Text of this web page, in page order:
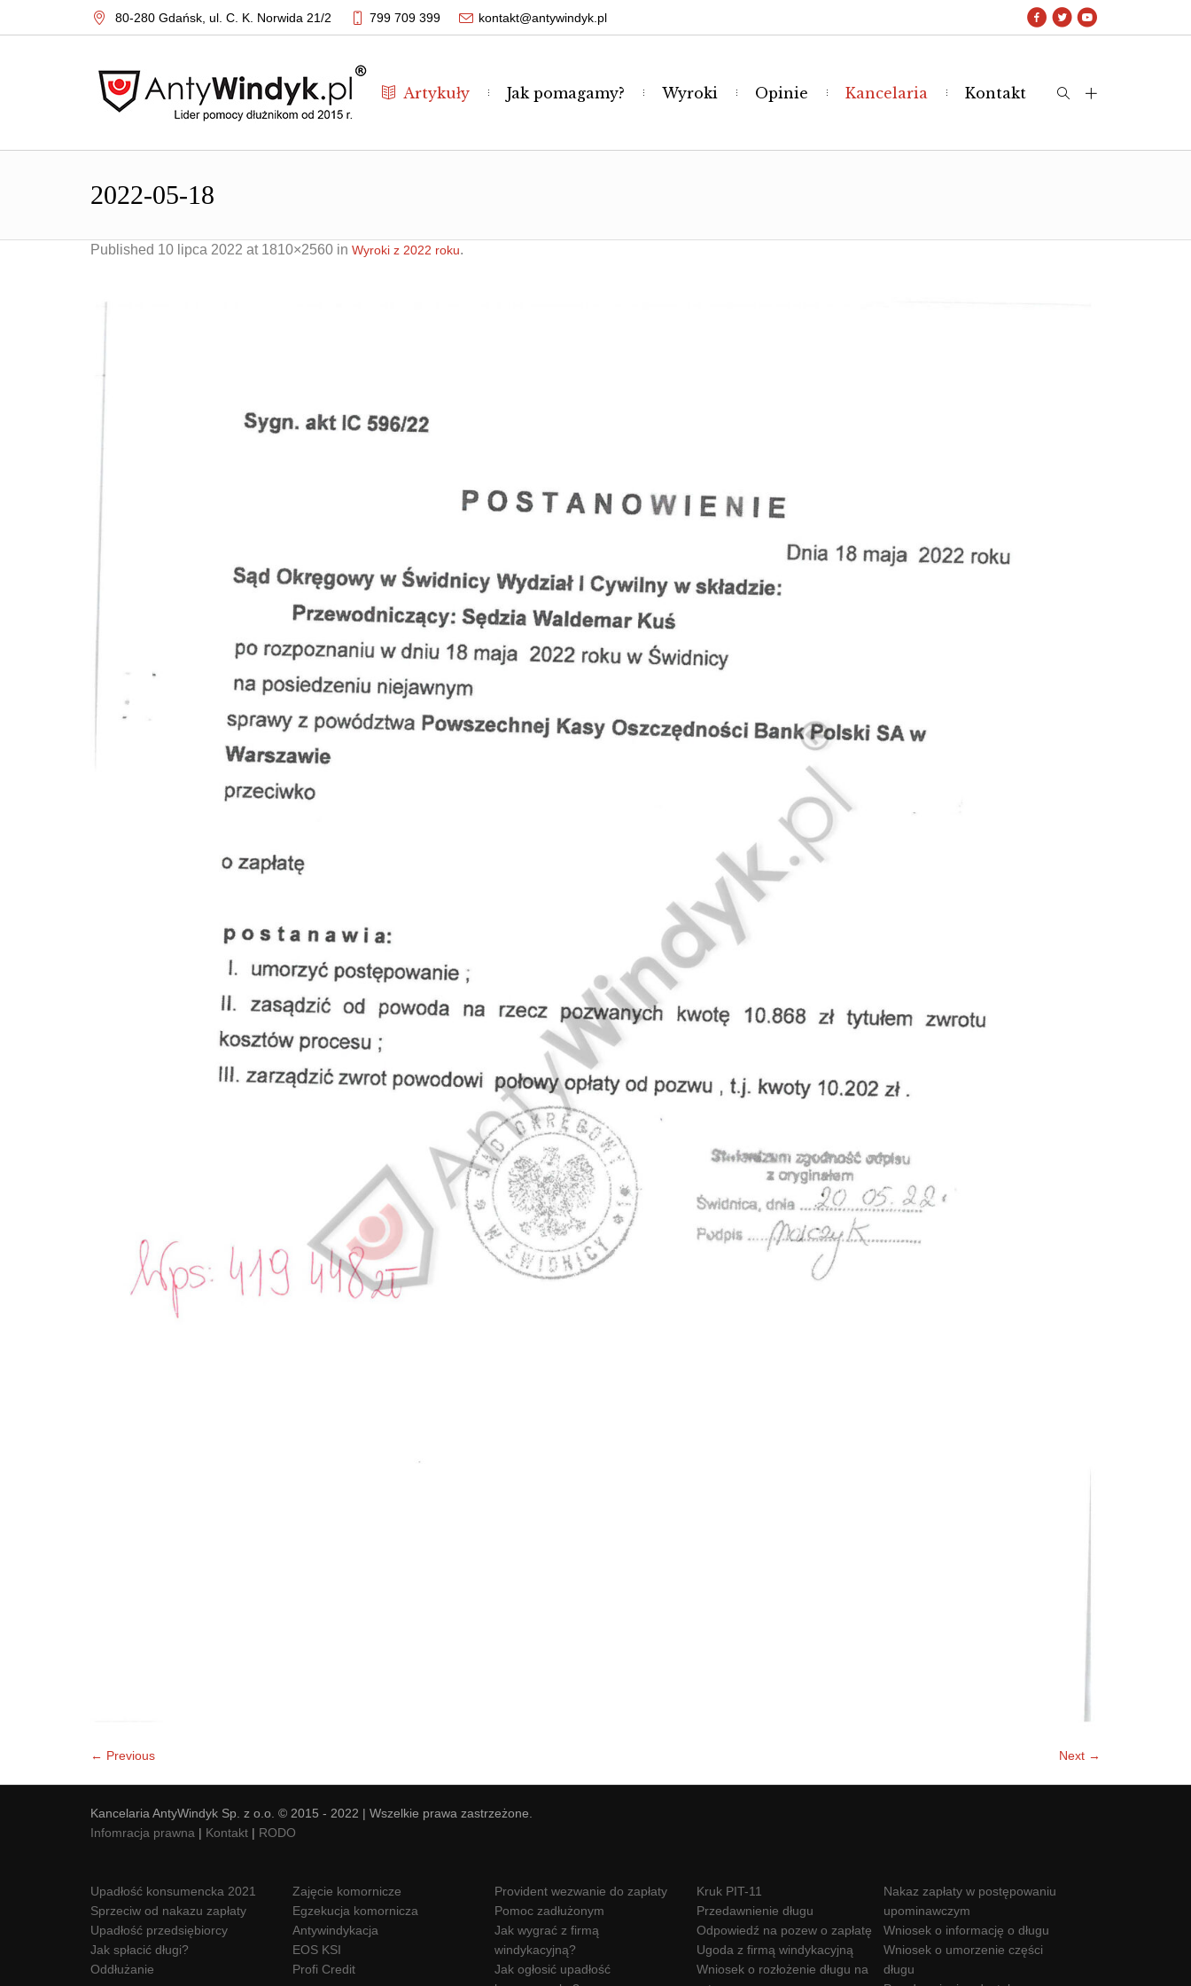
Reprezentacja procesowa
80-280 Gdańsk, ul. C. K. Norwida 21/2 799 709 399 kontakt@antywindyk.pl
Artykuły Jak pomagamy? Wyroki Opinie Kancelaria Kontakt
2022-05-18
Published 10 lipca 2022 at 1810×2560 in Wyroki z 2022 roku.
← Previous Next →
Kancelaria AntyWindyk Sp. z o.o. © 2015 - 2022 | Wszelkie prawa zastrzeżone.
Infomracja prawna | Kontakt | RODO
Upadłość konsumencka 2021
Sprzeciw od nakazu zapłaty
Upadłość przedsiębiorcy
Jak spłacić długi?
Oddłużanie
Zajęcie komornicze
Egzekucja komornicza
Antywindykacja
EOS KSI
Profi Credit
Provident wezwanie do zapłaty
Pomoc zadłużonym
Jak wygrać z firmą
windykacyjną?
Jak ogłosić upadłość
Kruk PIT-11
Przedawnienie długu
Odpowiedź na pozew o zapłatę
Ugoda z firmą windykacyjną
Wniosek o rozłożenie długu na
Nakaz zapłaty w postępowaniu
upominawczym
Wniosek o informację o długu
Wniosek o umorzenie części
długu